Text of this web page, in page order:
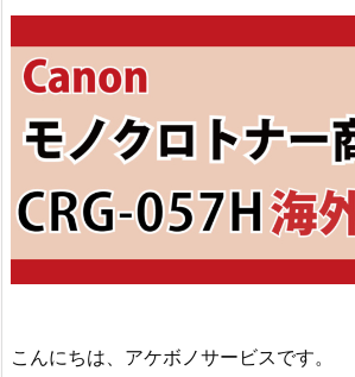
こんにちは、アケボノサービスです。